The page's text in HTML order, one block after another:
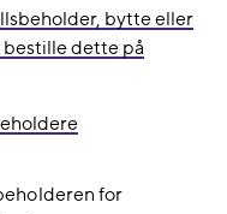
bytte eller
bestille dette på
for